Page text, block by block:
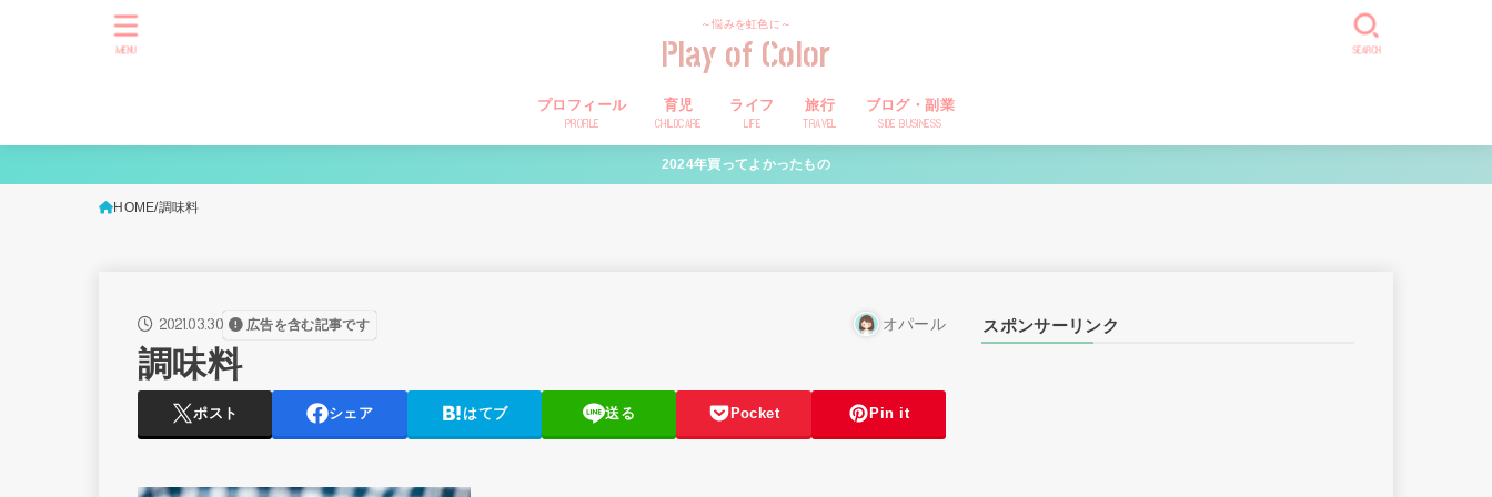
～悩みを虹色に～
Play of Color
プロフィール
PROFILE
育児
CHILDCARE
ライフ
LIFE
旅行
TRAVEL
ブログ・副業
SIDE BUSINESS
SEARCH
MENU
2024年買ってよかったもの
HOME 調味料
2021.03.30 広告を含む記事です オパール
調味料
ポスト シェア はてブ 送る Pocket Pin it
スポンサーリンク